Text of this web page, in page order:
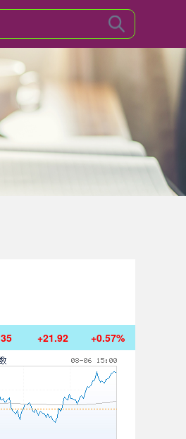
+21.92 +0.57%